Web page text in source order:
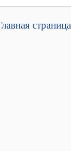
страница